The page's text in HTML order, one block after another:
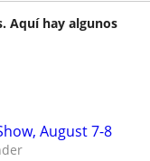
Aquí hay algunos
August 7-8